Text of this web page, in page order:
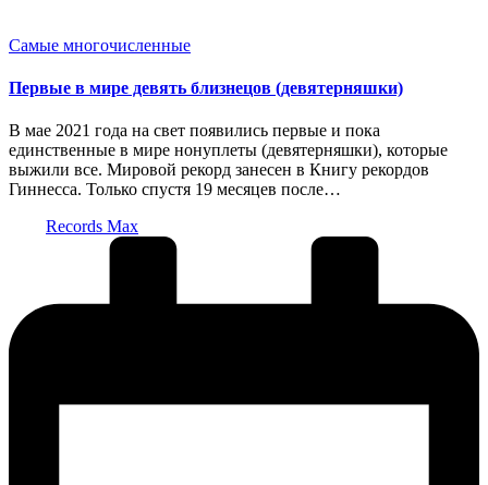
Опубликовано
Самые многочисленные
Первые в мире девять близнецов (девятерняшки)
В мае 2021 года на свет появились первые и пока
единственные в мире нонуплеты (девятерняшки), которые
выжили все. Мировой рекорд занесен в Книгу рекордов
Гиннесса. Только спустя 19 месяцев после…
Records Max